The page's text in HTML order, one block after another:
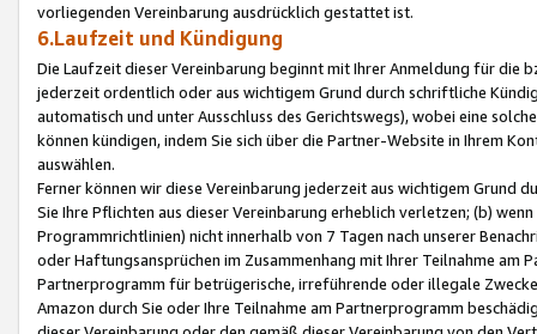
vorliegenden Vereinbarung ausdrücklich gestattet ist.
6.Laufzeit und Kündigung
Die Laufzeit dieser Vereinbarung beginnt mit Ihrer Anmeldung für die
jederzeit ordentlich oder aus wichtigem Grund durch schriftliche
automatisch und unter Ausschluss des Gerichtswegs), wobei eine
können kündigen, indem Sie sich über die Partner-Website in Ihrem
auswählen.
Ferner können wir diese Vereinbarung jederzeit aus wichtigem Grund
Sie Ihre Pflichten aus dieser Vereinbarung erheblich verletzen; (b)
Programmrichtlinien) nicht innerhalb von 7 Tagen nach unserer
oder Haftungsansprüchen im Zusammenhang mit Ihrer Teilnahme am
Partnerprogramm für betrügerische, irreführende oder illegale
Amazon durch Sie oder Ihre Teilnahme am Partnerprogramm